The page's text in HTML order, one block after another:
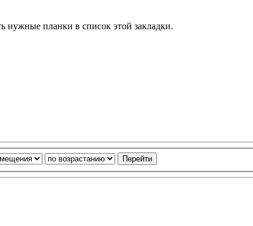
нужные планки в список этой закладки.